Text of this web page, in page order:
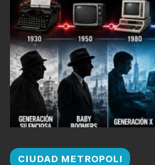
CIUDAD METROPOLI